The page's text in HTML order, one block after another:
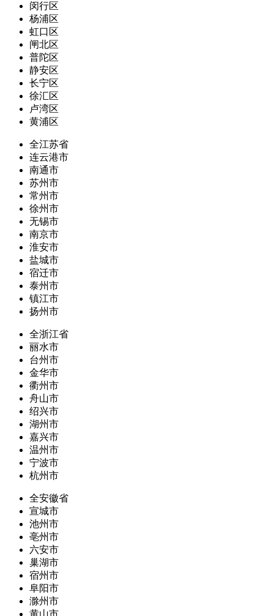
闵行区
杨浦区
虹口区
闸北区
普陀区
静安区
长宁区
徐汇区
卢湾区
黄浦区
全江苏省
连云港市
南通市
苏州市
常州市
徐州市
无锡市
南京市
淮安市
盐城市
宿迁市
泰州市
镇江市
扬州市
全浙江省
丽水市
台州市
金华市
衢州市
舟山市
绍兴市
湖州市
嘉兴市
温州市
宁波市
杭州市
全安徽省
宣城市
池州市
亳州市
六安市
巢湖市
宿州市
阜阳市
滁州市
黄山市